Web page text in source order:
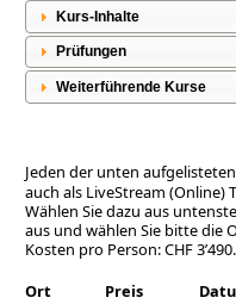
Kurs-Inhalte
Prüfungen
Weiterführende Kurse
Jeden der unten
auch als LiveStream (Online)
Wählen Sie dazu aus
aus und wählen Sie bitte die
Kosten pro Person: CHF
Ort
Preis